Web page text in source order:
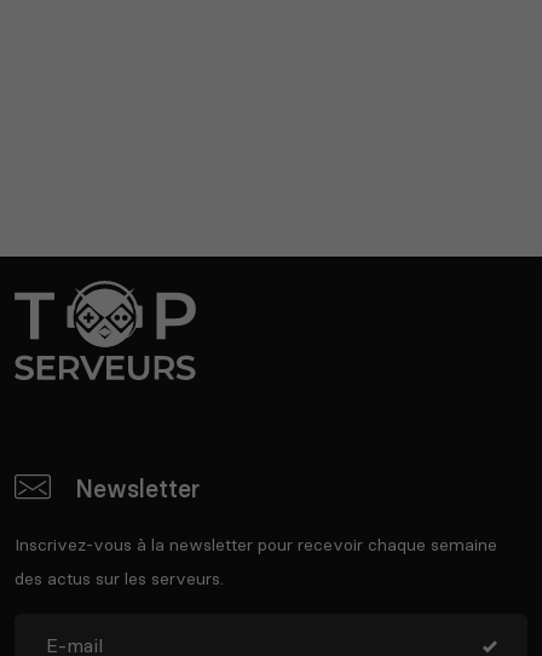
Newsletter
Inscrivez-vous à la newsletter pour recevoir chaque semaine
des actus sur les serveurs.